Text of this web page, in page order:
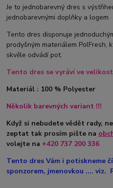
Je to jednobarevný dres s
jednobarevnými doplňky a logem
Tento dres disponuje
prodyšným materiálem PolFresh,
skvěle odvádí pot.
Tento dres se vyráví ve
Materiál : 100 % Polyester
Několik barevných variant !!!
Když si nebudete vědět rady,
zeptat tak prosím pište na
volejte na +420 737 200 336
Tento dres Vám i potiskneme
sponzorem, jmenovkou .... viz.